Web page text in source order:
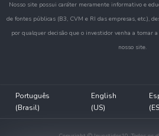
Nosso site possui caráter meramente informativo e
de fontes públicas (B3, CVM e RI das empresas, etc.),
por qualquer decisão que o investidor venha a tomar
nosso site.
Português
(Brasil)
English
(US)